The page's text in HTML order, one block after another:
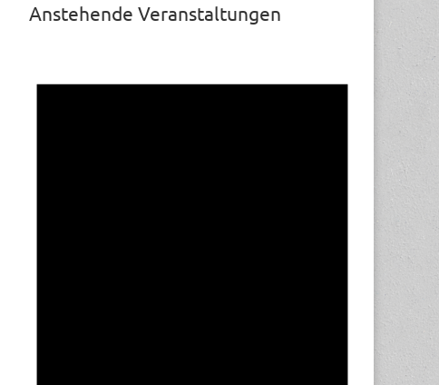
Anstehende Veranstaltungen